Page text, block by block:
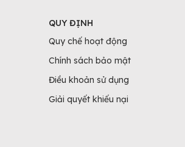
QUY ĐỊNH
Quy chế hoạt động
Chính sách bảo mật
Điều khoản sử dụng
Giải quyết khiếu nại